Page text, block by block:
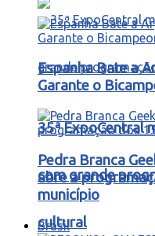
35ª ExpoCentral
com grande
cultural
Espanha Bate a
Garante o
Pedra Branca
abre a
município
Brasil